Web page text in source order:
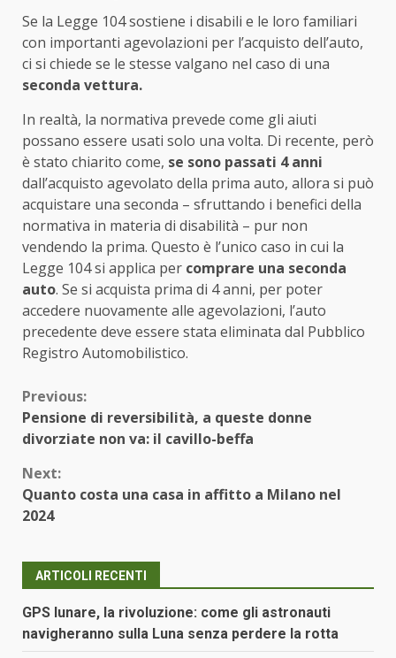
Se la Legge 104 sostiene i disabili e le loro familiari
con importanti agevolazioni per l’acquisto dell’auto,
ci si chiede se le stesse valgano nel caso di una
seconda vettura.
In realtà, la normativa prevede come gli aiuti
possano essere usati solo una volta. Di recente, però
è stato chiarito come, se sono passati 4 anni
dall’acquisto agevolato della prima auto, allora si può
acquistare una seconda – sfruttando i benefici della
normativa in materia di disabilità – pur non
vendendo la prima. Questo è l’unico caso in cui la
Legge 104 si applica per comprare una seconda
auto. Se si acquista prima di 4 anni, per poter
accedere nuovamente alle agevolazioni, l’auto
precedente deve essere stata eliminata dal Pubblico
Registro Automobilistico.
Continue
Reading
Previous:
Pensione di reversibilità, a queste donne
divorziate non va: il cavillo-beffa
Next:
Quanto costa una casa in affitto a Milano nel
2024
ARTICOLI RECENTI
GPS lunare, la rivoluzione: come gli astronauti
navigheranno sulla Luna senza perdere la rotta